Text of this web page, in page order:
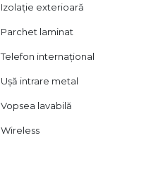
Izolație exterioară
Parchet laminat
Telefon internațional
Ușă intrare metal
Vopsea lavabilă
Wireless